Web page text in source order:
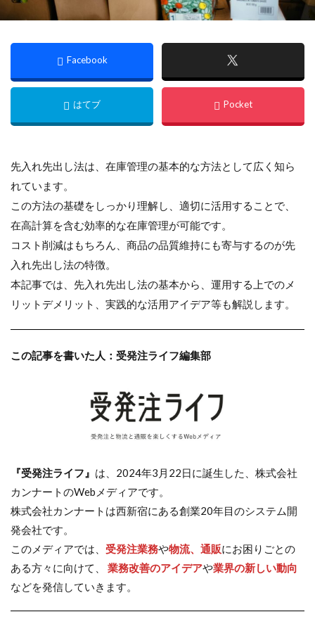
先入れ先出し法は、在庫管理の基本的な方法として広く知ら
れています。
この方法の基礎をしっかり理解し、適切に活用することで、
在高計算を含む効率的な在庫管理が可能です。
コスト削減はもちろん、商品の品質維持にも寄与するのが先
入れ先出し法の特徴。
本記事では、先入れ先出し法の基本から、運用する上でのメ
リットデメリット、実践的な活用アイデア等も解説します。
この記事を書いた人：受発注ライフ編集部
『受発注ライフ』 は、2024年3月22日に誕生した、株式会社
カンナートのWebメディアです。
株式会社カンナートは西新宿にある創業20年目のシステム開
発会社です。
このメディアでは、 受発注業務や物流、通販にお困りごとの
ある方々に向けて、 業務改善のアイデアや業界の新しい動向
などを発信していきます。